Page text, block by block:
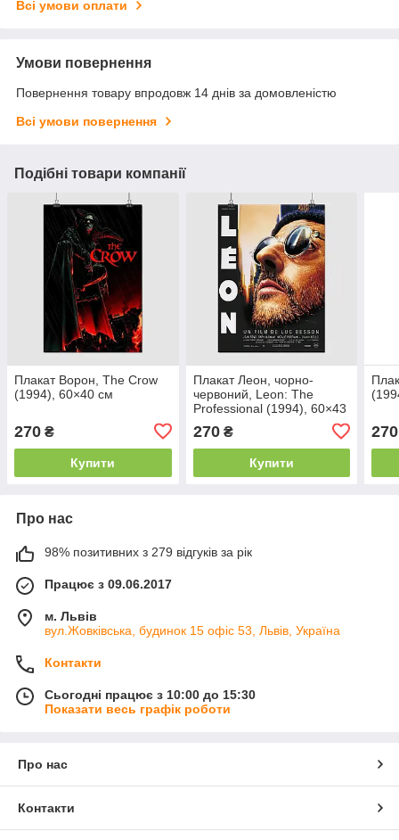
Всі умови оплати
Умови повернення
Повернення товару впродовж 14 днів за домовленістю
Всі умови повернення
Подібні товари компанії
Плакат Ворон, The Crow
(1994), 60×40 см
270 ₴
Купити
Плакат Леон, чорно-
червоний, Leon: The
Professional (1994), 60×43
270₴
Купити
270
Про нас
98% позитивних з 279 відгуків за рік
Працює з 09.06.2017
м. Львів
вул.Жовківська, будинок 15 офіс 53, Львів, Україна
Контакти
Сьогодні працює з 10:00 до 15:30
Показати весь графік роботи
Про нас
Контакти